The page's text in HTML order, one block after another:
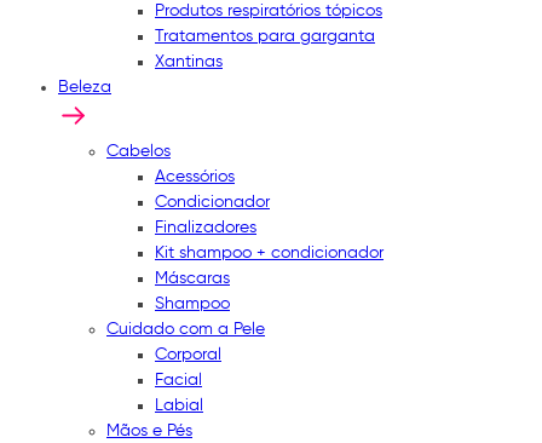
Produtos respiratórios tópicos
Tratamentos para garganta
Xantinas
Beleza
Cabelos
Acessórios
Condicionador
Finalizadores
Kit shampoo + condicionador
Máscaras
Shampoo
Cuidado com a Pele
Corporal
Facial
Labial
Mãos e Pés